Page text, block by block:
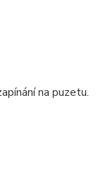
na puzetu.